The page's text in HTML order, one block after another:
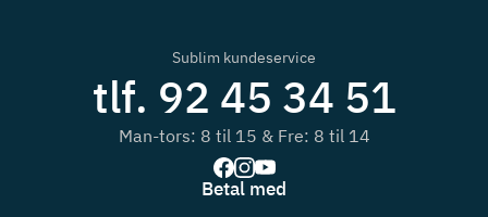
Sublim kundeservice
tlf. 92 45 34 51
Man-tors: 8 til 15 & Fre: 8 til 14
Betal med